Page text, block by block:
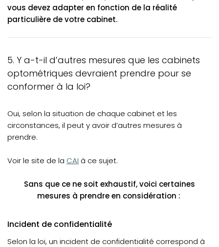
vous devez adapter en fonction de la réalité
particulière de votre cabinet.
5. Y a-t-il d’autres mesures que les cabinets
optométriques devraient prendre pour se
conformer à la loi?
Oui, selon la situation de chaque cabinet et les
circonstances, il peut y avoir d’autres mesures à
prendre.
Voir le site de la (opens in a new tab)
CAI à ce sujet.
Sans que ce ne soit exhaustif, voici certaines
mesures à prendre en considération :
Incident de confidentialité
Selon la loi, un incident de confidentialité correspond à